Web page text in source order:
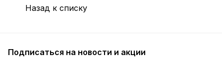
Назад к списку
Подписаться на новости и акции